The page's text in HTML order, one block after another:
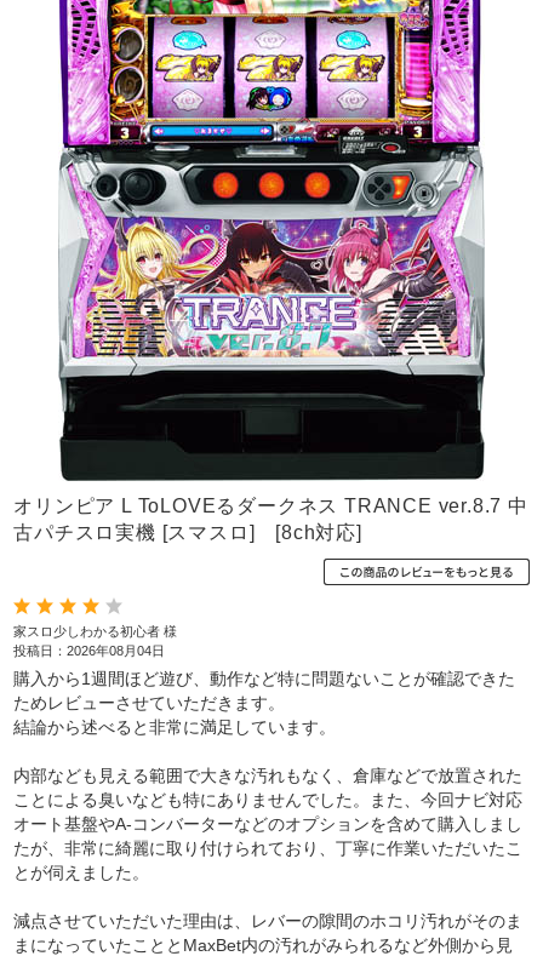
オリンピア L ToLOVEるダークネス TRANCE ver.8.7 中
古パチスロ実機 [スマスロ] [8ch対応]
家スロ少しわかる初心者 様
投稿日：2026年08月04日
購入から1週間ほど遊び、動作など特に問題ないことが確認できた
ためレビューさせていただきます。
結論から述べると非常に満足しています。
内部なども見える範囲で大きな汚れもなく、倉庫などで放置された
ことによる臭いなども特にありませんでした。また、今回ナビ対応
オート基盤やA-コンバーターなどのオプションを含めて購入しまし
たが、非常に綺麗に取り付けられており、丁寧に作業いただいたこ
とが伺えました。
減点させていただいた理由は、レバーの隙間のホコリ汚れがそのま
まになっていたこととMaxBet内の汚れがみられるなど外側から見